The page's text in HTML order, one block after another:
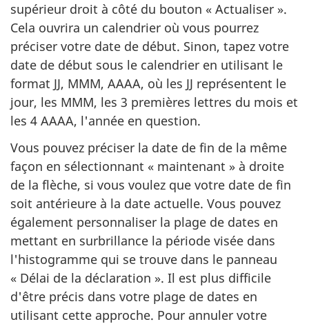
supérieur droit à côté du bouton « Actualiser ».
Cela ouvrira un calendrier où vous pourrez
préciser votre date de début. Sinon, tapez votre
date de début sous le calendrier en utilisant le
format JJ, MMM, AAAA, où les JJ représentent le
jour, les MMM, les 3 premières lettres du mois et
les 4 AAAA, l'année en question.
Vous pouvez préciser la date de fin de la même
façon en sélectionnant « maintenant » à droite
de la flèche, si vous voulez que votre date de fin
soit antérieure à la date actuelle. Vous pouvez
également personnaliser la plage de dates en
mettant en surbrillance la période visée dans
l'histogramme qui se trouve dans le panneau
« Délai de la déclaration ». Il est plus difficile
d'être précis dans votre plage de dates en
utilisant cette approche. Pour annuler votre